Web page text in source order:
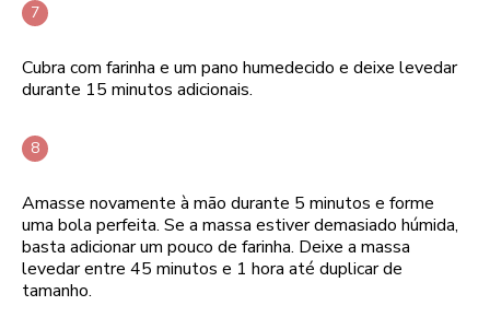
Cubra com farinha e um pano humedecido e deixe levedar
durante 15 minutos adicionais.
Amasse novamente à mão durante 5 minutos e forme
uma bola perfeita. Se a massa estiver demasiado húmida,
basta adicionar um pouco de farinha. Deixe a massa
levedar entre 45 minutos e 1 hora até duplicar de
tamanho.